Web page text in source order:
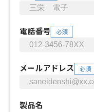
電話番号 必須
メールアドレス 必須
製品名